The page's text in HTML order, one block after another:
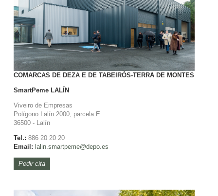
COMARCAS DE DEZA E DE TABEIRÓS-TERRA DE MONTES
SmartPeme LALÍN
Viveiro de Empresas
Polígono Lalín 2000, parcela E
36500 - Lalín
Tel.: 886 20 20 20
Email: lalin.smartpeme@depo.es
Pedir cita